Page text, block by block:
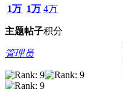
1万
主题
1万
帖子
4万
积分
管理员